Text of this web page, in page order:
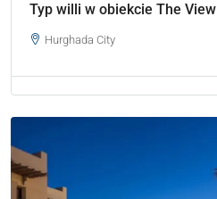
Typ willi w obiekcie The View
Hurghada City